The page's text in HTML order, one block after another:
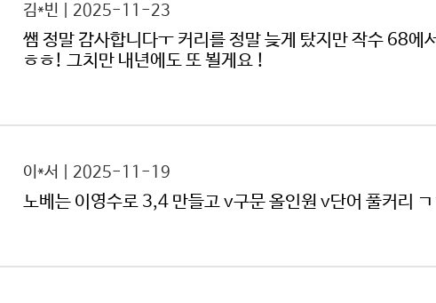
김*빈 | 2025-11-23
쌤 정말 감사합니다ㅜ 커리를 정말 늦게 탔지만 작수 68
ㅎㅎ! 그치만 내년에도 또 뵐게요 !
이*서 | 2025-11-19
노베는 이영수로 3,4 만들고 v구문 올인원 v단어 풀커리